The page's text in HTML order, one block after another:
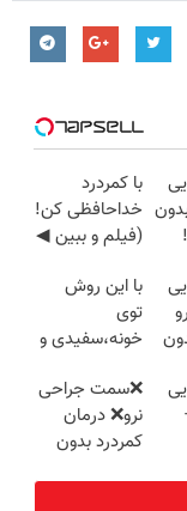
با کمردرد
خداحافظی کن!
(فیلم و ببین ◀
پرکن)
با این روش
توی
خونه،سفیدی و
برگردون
(40%off)
❌سمت جراحی
نرو❌ درمان
کمردرد بدون